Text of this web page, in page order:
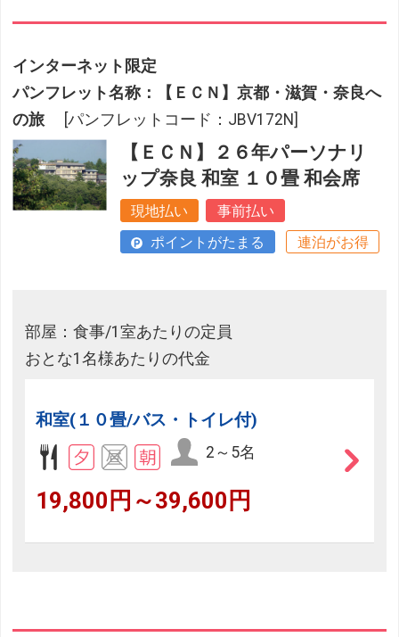
インターネット限定
パンフレット名称：【ＥＣＮ】京都・滋賀・奈良へ
の旅
[パンフレットコード：JBV172N]
【ＥＣＮ】２６年パーソナリ
ップ奈良 和室 １０畳 和会席
現地払い
事前払い
ポイントがたまる
連泊がお得
部屋：食事/1室あたりの定員
おとな1名様あたりの代金
和室(１０畳/バス・トイレ付)
2～5名
19,800円～39,600円